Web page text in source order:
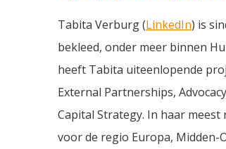
Tabita Verburg (LinkedIn) is
bekleed, onder meer binnen
heeft Tabita uiteenlopende
External Partnerships,
Capital Strategy. In haar
voor de regio Europa,